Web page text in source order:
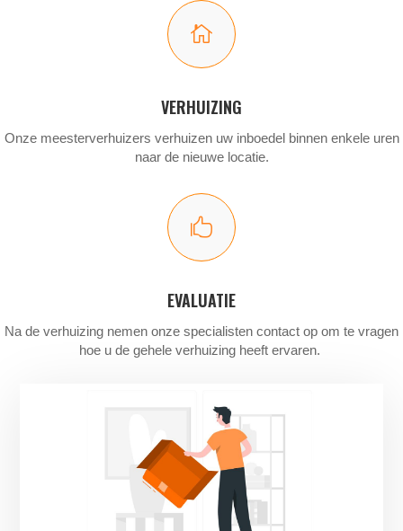

VERHUIZING
Onze meesterverhuizers verhuizen uw inboedel binnen enkele uren
naar de nieuwe locatie.

EVALUATIE
Na de verhuizing nemen onze specialisten contact op om te vragen
hoe u de gehele verhuizing heeft ervaren.